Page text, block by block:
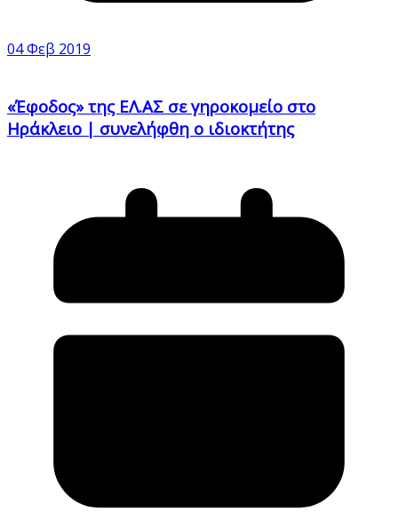
04 Φεβ 2019
«Έφοδος» της ΕΛ.ΑΣ σε γηροκομείο στο
Ηράκλειο | συνελήφθη ο ιδιοκτήτης